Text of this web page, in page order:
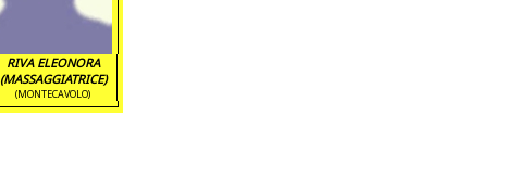
RIVA ELEONORA
(MASSAGGIATRICE)
(MONTECAVOLO)